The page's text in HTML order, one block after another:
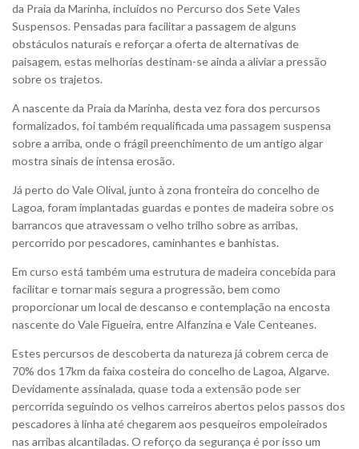
da Praia da Marinha, incluídos no Percurso dos Sete Vales
Suspensos. Pensadas para facilitar a passagem de alguns
obstáculos naturais e reforçar a oferta de alternativas de
paisagem, estas melhorias destinam-se ainda a aliviar a pressão
sobre os trajetos.
A nascente da Praia da Marinha, desta vez fora dos percursos
formalizados, foi também requalificada uma passagem suspensa
sobre a arriba, onde o frágil preenchimento de um antigo algar
mostra sinais de intensa erosão.
Já perto do Vale Olival, junto à zona fronteira do concelho de
Lagoa, foram implantadas guardas e pontes de madeira sobre os
barrancos que atravessam o velho trilho sobre as arribas,
percorrido por pescadores, caminhantes e banhistas.
Em curso está também uma estrutura de madeira concebida para
facilitar e tornar mais segura a progressão, bem como
proporcionar um local de descanso e contemplação na encosta
nascente do Vale Figueira, entre Alfanzina e Vale Centeanes.
Estes percursos de descoberta da natureza já cobrem cerca de
70% dos 17km da faixa costeira do concelho de Lagoa, Algarve.
Devidamente assinalada, quase toda a extensão pode ser
percorrida seguindo os velhos carreiros abertos pelos passos dos
pescadores à linha até chegarem aos pesqueiros empoleirados
nas arribas alcantiladas. O reforço da segurança é por isso um